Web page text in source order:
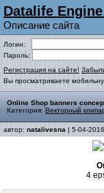
Datalife
Описание сайта
Логин:
Пароль:
Регистрация на сайте!
Вы просматриваете
Online Shop banners
Категория: Векторный
автор: natalivesna | 5-04-
4